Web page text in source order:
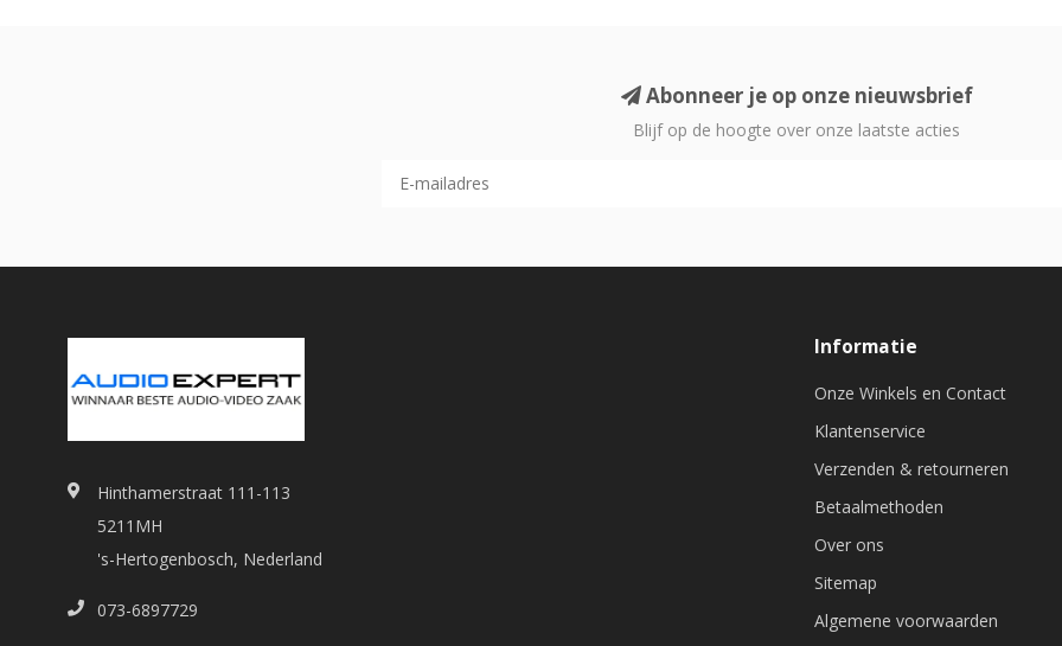
Abonneer je op onze nieuwsbrief
Blijf op de hoogte over onze laatste acties
Hinthamerstraat 111-113
5211MH
's-Hertogenbosch, Nederland
073-6897729
Informatie
Onze Winkels en Contact
Klantenservice
Verzenden & retourneren
Betaalmethoden
Over ons
Sitemap
Algemene voorwaarden